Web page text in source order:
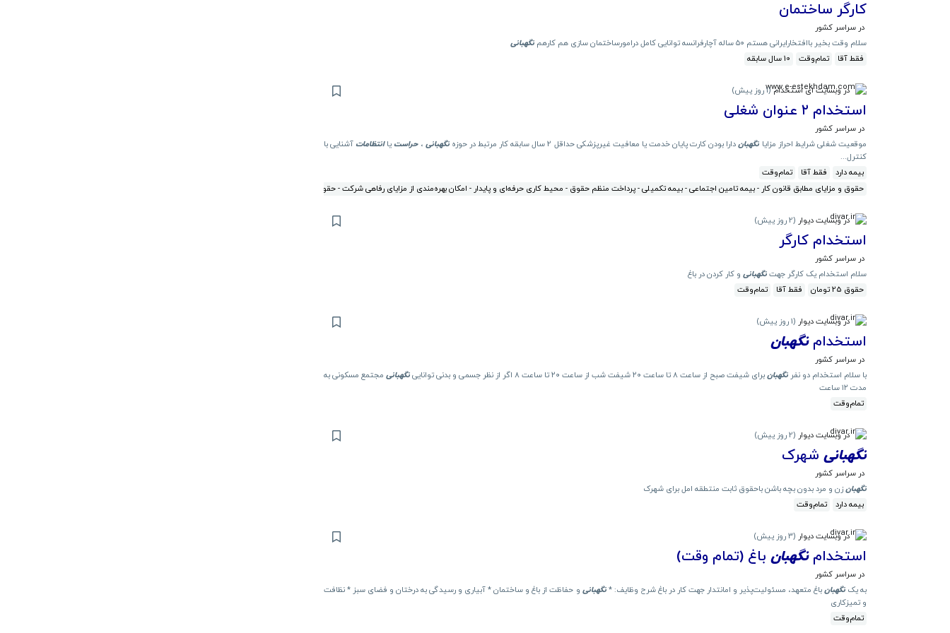
کارگر ساختمان
در سراسر کشور
سلام وقت بخیر باافتخارایرانی هستم ۵۰ ساله آچارفرانسه توانایی کامل درامورساختمان سازی هم کارهم
نگهبانی
فقط آقا
تمام‌وقت 10 سال سابقه
در وبسایت ای استخدام(1 روز پیش )
استخدام ۲ عنوان شغلی
در سراسر کشور
موقعیت شغلی شرایط احراز مزایا نگهباندارا بودن کارت پایان خدمت یا معافیت غیرپزشکی حداقل 2 سال سابقه کار مرتبط در حوزه نگهبانی ،حراستیاانتظاماتآشنایی با
کنترل...
بیمه دارد
فقط آقا
تمام‌وقت
حقوق و مزایای مطابق قانون کار - بیمه تامین اجتماعی - بیمه تکمیلی - پرداخت منظم حقوق - محیط کاری حرفه‌ای و پایدار - امکان بهره‌مندی از مزایای رفاهی شرکت - حقوق و مزایای مطابق قانون کار - بیمه تامین اجتماعی - بیمه تکمیلی - پرداخت منظم حقوق و
در وبسایت دیوار (2 روز پیش )
استخدام کارگر
در سراسر کشور
سلام استخدام یک کارگر جهتنگهبانی و کار کردن در باغ
حقوق 25 تومان
فقط آقا تمام‌وقت
در وبسایت دیوار (1 روز پیش )
استخدامنگهبان
در سراسر کشور
با سلام استخدام دو نفر نگهبانبرای شیفت صبح از ساعت ۸ تا ساعت ۲۰ شیفت شب از ساعت ۲۰ تا ساعت ۸ اگر از نظر جسمی و بدنی توانایی نگهبانی مجتمع مسکونی به
مدت ۱۲ ساعت
تمام‌وقت
در وبسایت دیوار (2 روز پیش )
نگهبانی شهرک
در سراسر کشور
نگهبانزن و مرد بدون بچه باشن باحقوق ثابت منتطقه امل برای شهرک
بیمه دارد
تمام‌وقت
در وبسایت دیوار (3 روز پیش )
استخدامنگهبان باغ (تمام وقت)
در سراسر کشور
به یکنگهبانباغ متعهد، مسئولیت‌پذیر و امانتدار جهت کار در باغ شرح وظایف: *نگهبانی و حفاظت از باغ و ساختمان * آبیاری و رسیدگی به درختان و فضای سبز * نظافت
و تمیزکاری
تمام‌وقت